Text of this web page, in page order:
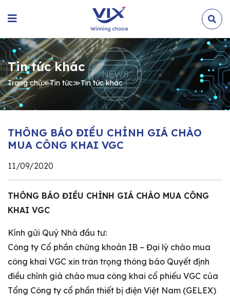
Tin tức khác
Trang chủ≫Tin tức≫Tin tức khác
THÔNG BÁO ĐIỀU CHỈNH GIÁ CHÀO
MUA CÔNG KHAI VGC
11/09/2020
THÔNG BÁO ĐIỀU CHỈNH GIÁ CHÀO MUA CÔNG
KHAI VGC
Kính gửi Quý Nhà đầu tư:
Công ty Cổ phần chứng khoán IB – Đại lý chào mua
công khai VGC xin trân trọng thông báo Quyết định
điều chỉnh giá chào mua công khai cổ phiếu VGC của
Tổng Công ty cổ phần thiết bị điện Việt Nam (GELEX)